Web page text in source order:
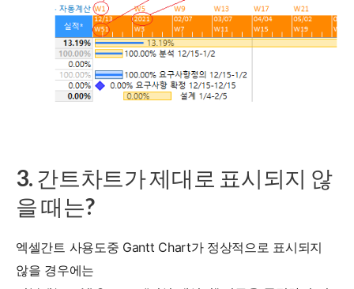
3. 간트차트가 제대로 표시되지 않
을 때는?
엑셀간트 사용도중 Gantt Chart가 정상적으로 표시되지
않을 경우에는